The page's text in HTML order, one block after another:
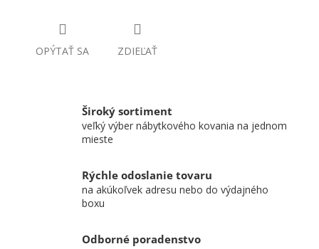
OPÝTAŤ SA ZDIEĽAŤ
Široký sortiment
veľký výber nábytkového kovania na jednom
mieste
Rýchle odoslanie tovaru
na akúkoľvek adresu nebo do výdajného
boxu
Odborné poradenstvo